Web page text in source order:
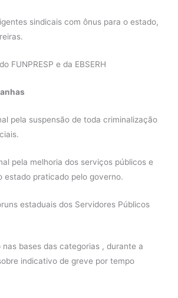
sindicais com ônus para o estado,
FUNPRESP e da EBSERH
pela suspensão de toda criminalização
pela melhoria dos serviços públicos e
estado praticado pelo governo.
estaduais dos Servidores Públicos
bases das categorias , durante a
indicativo de greve por tempo